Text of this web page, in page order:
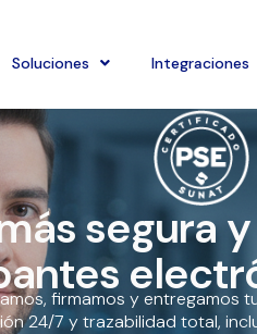
Soluciones Integraciones
segura
firmamos y entregamos
24/7 y trazabilidad total,